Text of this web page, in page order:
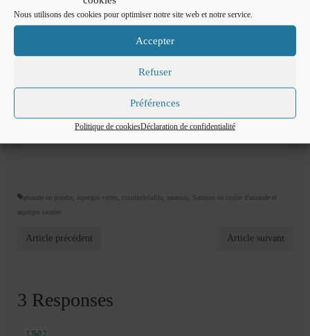
Nous utilisons des cookies pour optimiser notre site web et notre service.
Accepter
Refuser
Préférences
Politique de cookiesDéclaration de confidentialité
Bon appétit
amande en poudre asperges vertes cuisinedefadila saumon
Saumon en croûte d'amande et
asperges sautées
Article précédent Article suivant
3 Responses